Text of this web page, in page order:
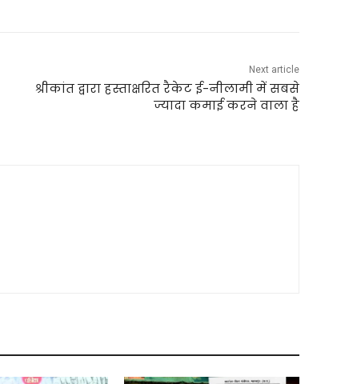
Next article
श्रीकांत द्वारा हस्ताक्षरित रैकेट ई-नीलामी में सबसे
ज्यादा कमाई करने वाला है